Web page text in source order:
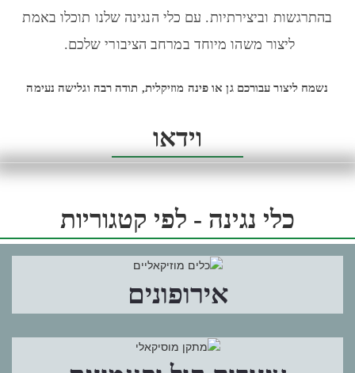
בהתרגשות וביצירתיות. עם כלי הנגינה שלנו תוכלו באמת
ליצור משהו מיוחד במרחב הציבורי שלכם.
נשמח ליצור עבורכם גן או פינה מוזיקלית, תודה רבה וגלישה נעימה
וידאו
כלי נגינה - לפי קטגוריות
אירופונים